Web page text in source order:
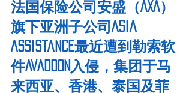
法国保险公司安盛（AXA）
旗下亚洲子公司Asia
Assistance最近遭到勒索软
件Avaddon入侵，集团于马
来西亚、香港、泰国及菲